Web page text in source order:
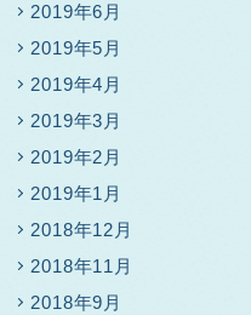
2019年6月
2019年5月
2019年4月
2019年3月
2019年2月
2019年1月
2018年12月
2018年11月
2018年9月